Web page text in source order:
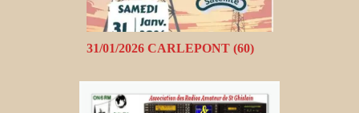
31/01/2026 CARLEPONT (60)